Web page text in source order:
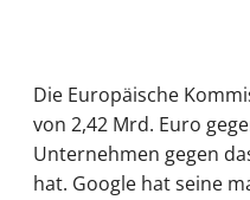
Die Europäische
von 2,42 Mrd. Euro
Unternehmen gegen
hat. Google hat seine